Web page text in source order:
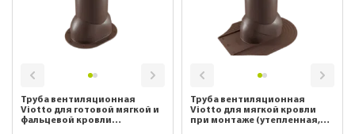
Труба вентиляционная
Viotto для готовой мягкой и
фальцевой кровли
Труба вентиляционная
Viotto для мягкой кровли
при монтаже (утепленная,